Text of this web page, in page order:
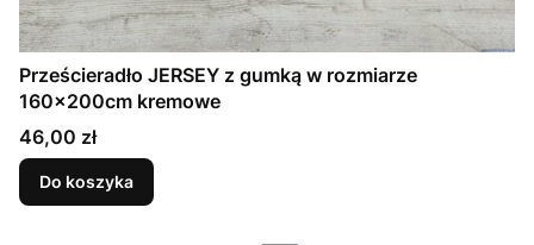
Prześcieradło JERSEY z gumką w rozmiarze
160x200cm kremowe
Cena
46,00 zł
Do koszyka